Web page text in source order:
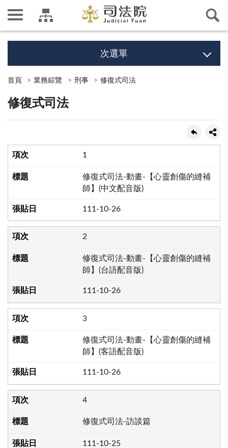
次選單
首頁 業務綜覽 刑事 修復式司法
修復式司法
1
修復式司法-動畫-【心靈創傷的縫補
師】(中文配音版)
111-10-26
2
修復式司法-動畫-【心靈創傷的縫補
師】(台語配音版)
111-10-26
3
修復式司法-動畫-【心靈創傷的縫補
師】(客語配音版)
111-10-26
4
修復式司法-訪談篇
111-10-25